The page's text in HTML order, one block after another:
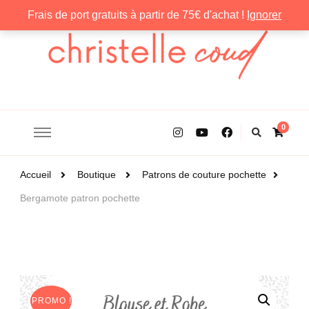
Frais de port gratuits à partir de 75€ d'achat ! Ignorer
0
Accueil Boutique Patrons de couture pochette
Bergamote patron pochette
PROMO !